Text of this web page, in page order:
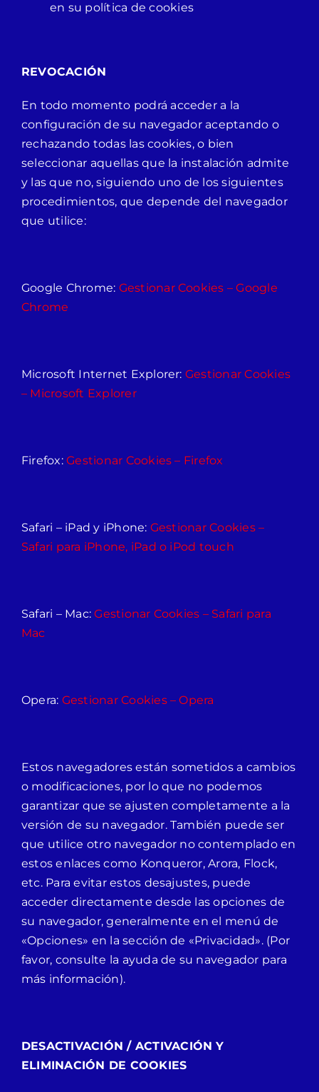
en su política de cookies
REVOCACIÓN
En todo momento podrá acceder a la
configuración de su navegador aceptando o
rechazando todas las cookies, o bien
seleccionar aquellas que la instalación admite
y las que no, siguiendo uno de los siguientes
procedimientos, que depende del navegador
que utilice:
Google Chrome: Gestionar Cookies – Google
Chrome
Microsoft Internet Explorer: Gestionar Cookies
– Microsoft Explorer
Firefox:Gestionar Cookies – Firefox
Safari – iPad y iPhone: Gestionar Cookies –
Safari para iPhone, iPad o iPod touch
Safari – Mac:Gestionar Cookies – Safari para
Mac
Opera: Gestionar Cookies – Opera
Estos navegadores están sometidos a cambios
o modificaciones, por lo que no podemos
garantizar que se ajusten completamente a la
versión de su navegador. También puede ser
que utilice otro navegador no contemplado en
estos enlaces como Konqueror, Arora, Flock,
etc. Para evitar estos desajustes, puede
acceder directamente desde las opciones de
su navegador, generalmente en el menú de
«Opciones» en la sección de «Privacidad». (Por
favor, consulte la ayuda de su navegador para
más información).
DESACTIVACIÓN / ACTIVACIÓN Y
ELIMINACIÓN DE COOKIES